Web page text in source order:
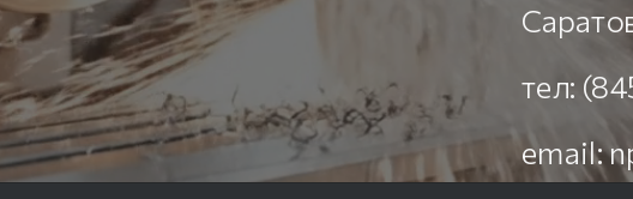
тел:
email: